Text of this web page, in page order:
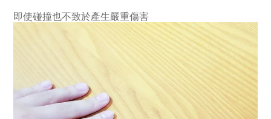
即使碰撞也不致於產生嚴重傷害